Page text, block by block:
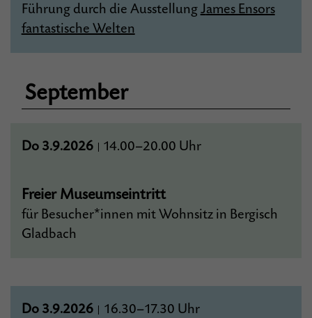
Führung durch die AusstellungJames Ensors
fantastische Welten
September
Do 3.9.2026 14.00–20.00 Uhr
Freier Museumseintritt
für Besucher*innen mit Wohnsitz in Bergisch
Gladbach
Do 3.9.2026 16.30–17.30 Uhr